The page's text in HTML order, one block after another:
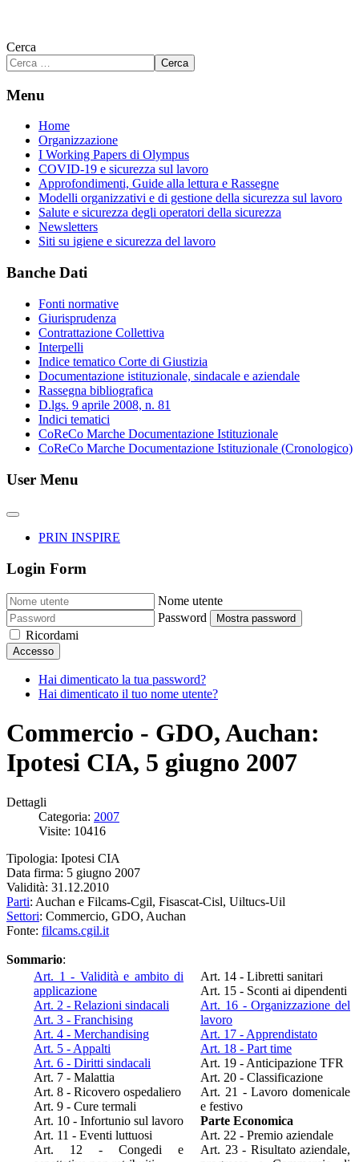
Cerca
Cerca
Menu
Home
Organizzazione
I Working Papers di Olympus
COVID-19 e sicurezza sul lavoro
Approfondimenti, Guide alla lettura e Rassegne
Modelli organizzativi e di gestione della sicurezza sul lavoro
Salute e sicurezza degli operatori della sicurezza
Newsletters
Siti su igiene e sicurezza del lavoro
Banche Dati
Fonti normative
Giurisprudenza
Contrattazione Collettiva
Interpelli
Indice tematico Corte di Giustizia
Documentazione istituzionale, sindacale e aziendale
Rassegna bibliografica
D.lgs. 9 aprile 2008, n. 81
Indici tematici
CoReCo Marche Documentazione Istituzionale
CoReCo Marche Documentazione Istituzionale (Cronologico)
User Menu
PRIN INSPIRE
Login Form
Nome utente
Password
Mostra password
Ricordami
Accesso
Hai dimenticato la tua password?
Hai dimenticato il tuo nome utente?
Commercio - GDO, Auchan:
Ipotesi CIA, 5 giugno 2007
Dettagli
Categoria: 2007
Visite: 10416
Tipologia: Ipotesi CIA
Data firma: 5 giugno 2007
Validità: 31.12.2010
Parti: Auchan e Filcams-Cgil, Fisascat-Cisl, Uiltucs-Uil
Settori: Commercio, GDO, Auchan
Fonte: filcams.cgil.it
Sommario:
Art. 1 - Validità e ambito di
applicazione
Art. 2 - Relazioni sindacali
Art. 3 - Franchising
Art. 4 - Merchandising
Art. 5 - Appalti
Art. 6 - Diritti sindacali
Art. 7 - Malattia
Art. 8 - Ricovero ospedaliero
Art. 9 - Cure termali
Art. 10 - Infortunio sul lavoro
Art. 11 - Eventi luttuosi
Art. 12 - Congedi e
Art. 14 - Libretti sanitari
Art. 15 - Sconti ai dipendenti
Art. 16 - Organizzazione del
lavoro
Art. 17 - Apprendistato
Art. 18 - Part time
Art. 19 - Anticipazione TFR
Art. 20 - Classificazione
Art. 21 - Lavoro domenicale
e festivo
Parte Economica
Art. 22 - Premio aziendale
Art. 23 - Risultato aziendale,